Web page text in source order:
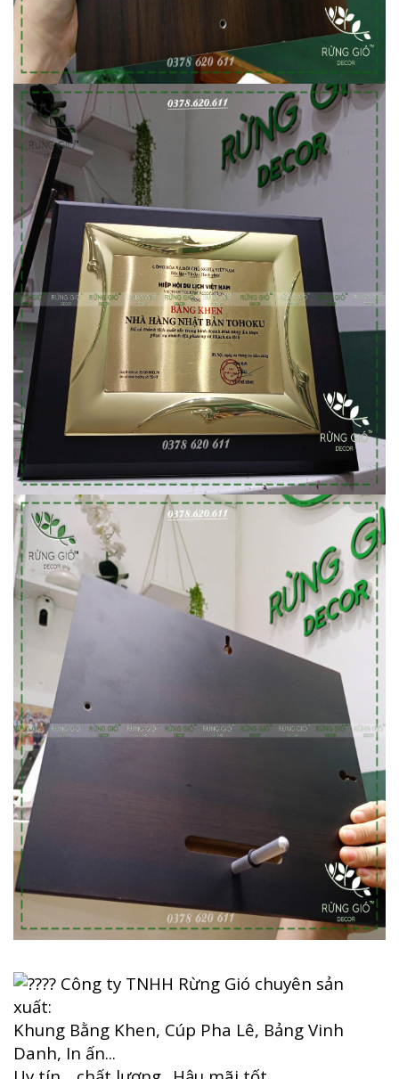
Công ty TNHH Rừng Gió chuyên sản
xuất:
Khung Bằng Khen, Cúp Pha Lê, Bảng Vinh
Danh, In ấn...